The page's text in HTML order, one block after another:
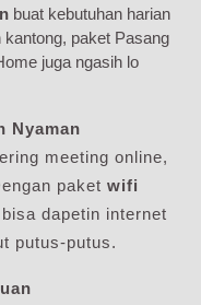
buat kebutuhan harian
paket Pasang
juga ngasih lo
Nyaman
meeting online,
paket wifi
dapetin internet
putus-putus.